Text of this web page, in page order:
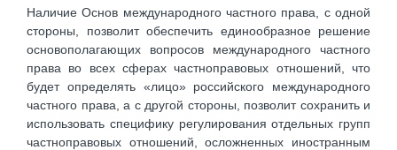
Наличие Основ международного частного права, с одной
стороны, позволит обеспечить единообразное решение
основополагающих вопросов международного частного
права во всех сферах частноправовых отношений, что
будет определять «лицо» российского международного
частного права, а с другой стороны, позволит сохранить и
использовать специфику регулирования отдельных групп
частноправовых отношений, осложненных иностранным